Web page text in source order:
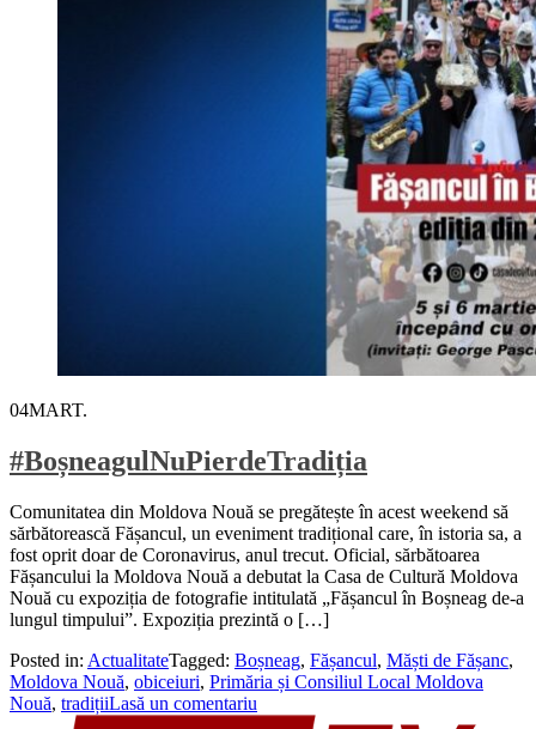
04MART.
#BoșneagulNuPierdeTradiția
Comunitatea din Moldova Nouă se pregătește în acest weekend să
sărbătorească Fășancul, un eveniment tradițional care, în istoria sa, a
fost oprit doar de Coronavirus, anul trecut. Oficial, sărbătoarea
Fășancului la Moldova Nouă a debutat la Casa de Cultură Moldova
Nouă cu expoziția de fotografie intitulată „Fășancul în Boșneag de-a
lungul timpului”. Expoziția prezintă o […]
Posted in: ActualitateTagged: Boșneag, Fășancul, Măști de Fășanc,
Moldova Nouă, obiceiuri, Primăria și Consiliul Local Moldova
Nouă, tradițiiLasă un comentariu